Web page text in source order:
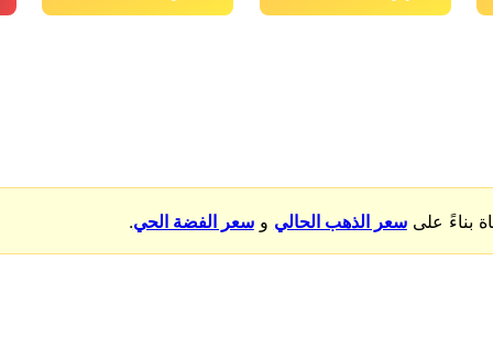
بناءً علىسعر الذهب الحالي وسعر الفضة الحي.